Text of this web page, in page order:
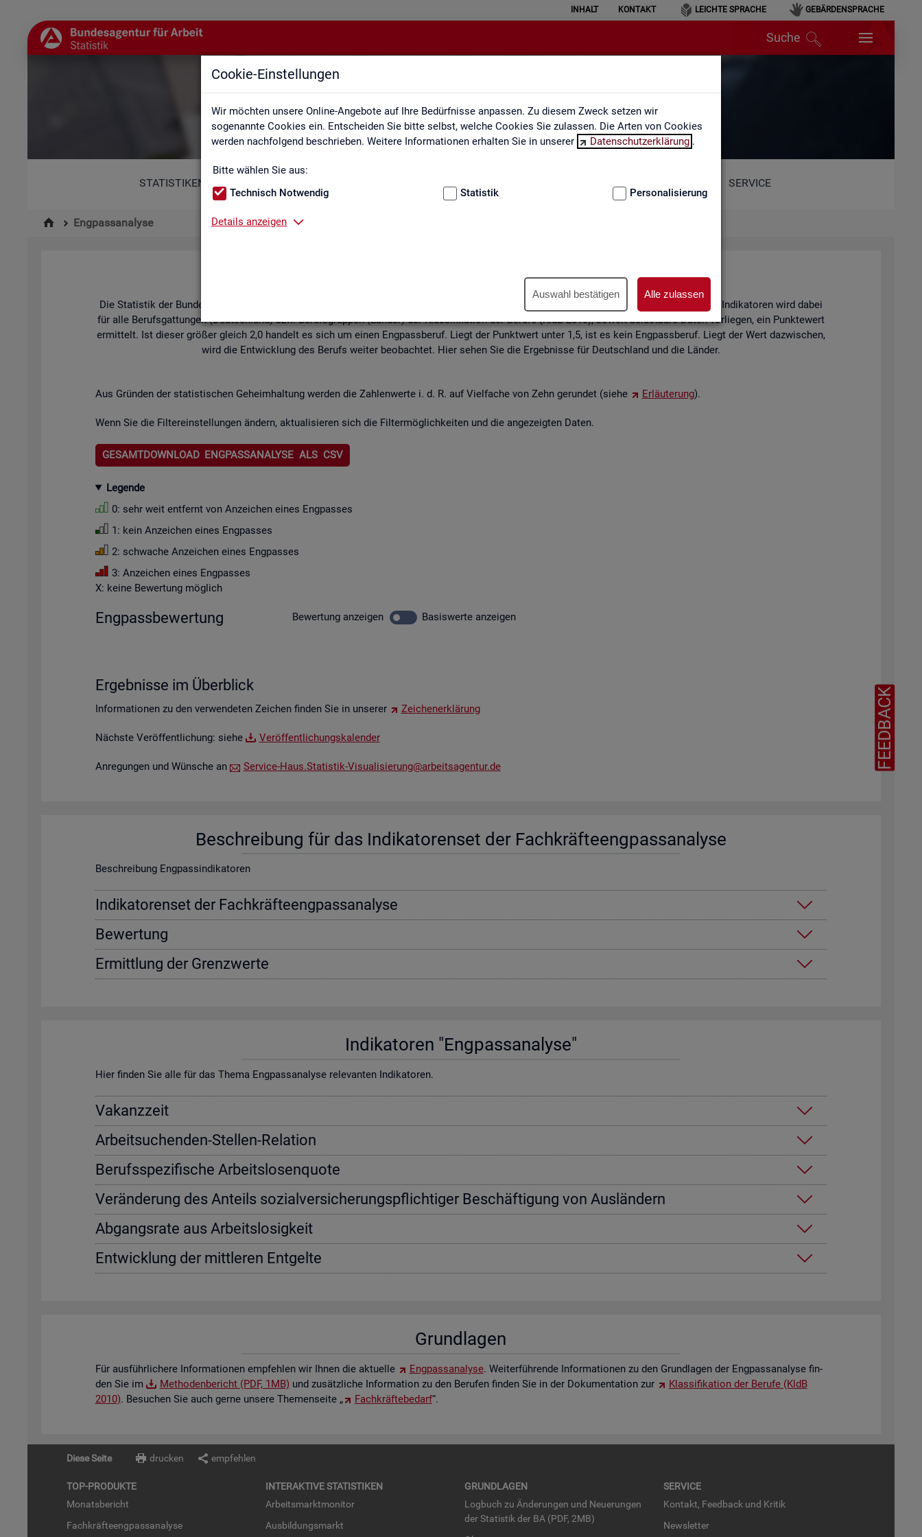
Cookie-Einstellungen
Wir möchten unsere Online-Angebote auf Ihre Bedürfnisse anpassen. Zu diesem Zweck setzen wir
sogenannte Cookies ein. Entscheiden Sie bitte selbst, welche Cookies Sie zulassen. Die Arten von Cookies
werden nachfolgend beschrieben. Weitere Informationen erhalten Sie in unserer
Datenschutzerklärung .
Bitte wählen Sie aus:
Technisch Notwendig
Statistik Personalisierung
Details anzeigen
Auswahl bestätigen Alle zulassen
INHALT KONTAKT LEICHTE SPRACHE GEBÄRDENSPRACHE
Suche
Engpassanalyse
STATISTIKEN SERVICE
Engpassanalyse
Eng­pass­ana­ly­se
Die Sta­tis­tik der Bun­des­agen­tur für Ar­beit be­wer­tet ein­mal jähr­lich die Fach­kräf­te­si­tua­ti­on am Ar­beits­markt. An­hand von 6 sta­tis­ti­schen In­di­ka­to­ren wird dabei
für alle Be­rufs­gat­tun­gen (Deutsch­land) bzw. Be­rufs­grup­pen (Län­der) der Klas­si­fi­ka­ti­on der Be­ru­fe (KldB 2010), so­weit be­last­ba­re Daten vor­lie­gen, ein Punk­te­wert
er­mit­telt. Ist die­ser grö­ßer gleich 2,0 han­delt es sich um einen Eng­pass­be­ruf. Liegt der Punkt­wert unter 1,5, ist es kein Eng­pass­be­ruf. Liegt der Wert da­zwi­schen,
wird die Ent­wick­lung des Be­rufs wei­ter be­ob­ach­tet. Hier sehen Sie die Er­geb­nis­se für Deutsch­land und die Län­der.
Aus Grün­den der sta­tis­ti­schen Ge­heim­hal­tung wer­den die Zah­len­wer­te i. d. R. auf Viel­fa­che von Zehn ge­run­det (siehe Er­läu­te­rung).
Wenn Sie die Fil­ter­ein­stel­lun­gen än­dern, ak­tua­li­sie­ren sich die Fil­ter­mög­lich­kei­ten und die an­ge­zeig­ten Daten.
GESAMTDOWNLOAD ENGPASSANALYSE ALS CSV
Le­gen­de
0: sehr weit ent­fernt von An­zei­chen eines Eng­pas­ses
1: kein An­zei­chen eines Eng­pas­ses
2: schwa­che An­zei­chen eines Eng­pas­ses
3: An­zei­chen eines Eng­pas­ses
X: keine Be­wer­tung mög­lich
Eng­pass­be­wer­tung Be­wer­tung an­zei­gen Ba­sis­wer­te an­zei­gen
Er­geb­nis­se im Über­blick
In­for­ma­tio­nen zu den ver­wen­de­ten Zei­chen fin­den Sie in un­se­rer Zei­chen­er­klä­rung
Nächs­te Ver­öf­fent­li­chung: siehe Ver­öf­fent­li­chungs­ka­len­der
An­re­gun­gen und Wün­sche an Ser­vice-Haus.​Statistik-​Vis​uali​sier​ung@​arb​eits​agen​tur.​de
Be­schrei­bung für das In­di­ka­to­ren­set der Fach­kräf­te­eng­pass­ana­ly­se
Be­schrei­bung Eng­pas­sin­di­ka­to­ren
In­di­ka­to­ren­set der Fach­kräf­te­eng­pass­ana­ly­se
Be­wer­tung
Er­mitt­lung der Grenz­wer­te
In­di­ka­to­ren "Eng­pass­ana­ly­se"
Hier fin­den Sie alle für das Thema Eng­pass­ana­ly­se re­le­van­ten In­di­ka­to­ren.
Va­kanz­zeit
Ar­beit­su­chen­den-Stel­len-Re­la­ti­on
Be­rufs­spe­zi­fi­sche Ar­beits­lo­sen­quo­te
Ver­än­de­rung des An­teils so­zi­al­ver­si­che­rungs­pflich­ti­ger Be­schäf­ti­gung von Aus­län­dern
Ab­gangs­ra­te aus Ar­beits­lo­sig­keit
Ent­wick­lung der mitt­le­ren Ent­gel­te
Grund­la­gen
Für aus­führ­li­che­re In­for­ma­tio­nen emp­feh­len wir Ihnen die ak­tu­el­le Eng­pass­ana­ly­se. Wei­ter­füh­ren­de In­for­ma­tio­nen zu den Grund­la­gen der Eng­pass­ana­ly­se fin­
den Sie im
Me­tho­den­be­richt (PDF, 1MB) und zu­sätz­li­che In­for­ma­ti­on zu den Be­ru­fen fin­den Sie in der Do­ku­men­ta­ti­on zur
Klas­si­fi­ka­ti­on der Be­ru­fe (KldB
2010). Be­su­chen Sie auch gerne un­se­re The­men­sei­te „ Fach­kräf­te­be­darf“.
FEEDBACK
Diese Seite drucken empfehlen
TOP-PRO­DUK­TE
Mo­nats­be­richt
Fach­kräf­te­eng­pass­ana­ly­se
IN­TER­AK­TI­VE STA­TIS­TI­KEN
Ar­beits­markt­mo­ni­tor
Aus­bil­dungs­markt
GRUND­LA­GEN
Log­buch zu Än­de­run­gen und Neue­run­gen
der Sta­tis­tik der BA (PDF, 2MB)
SER­VICE
Kon­takt, Feed­back und Kri­tik
News­let­ter